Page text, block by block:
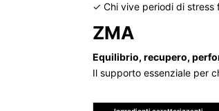
✓ Chi vive periodi di stress
ZMA
Equilibrio, recupero,
Il supporto essenziale per